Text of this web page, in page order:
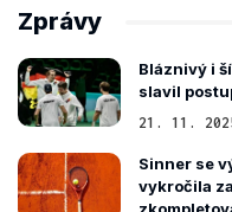
Zprávy
Bláznivý i
slavil
21. 11.
Sinner se
vykročila